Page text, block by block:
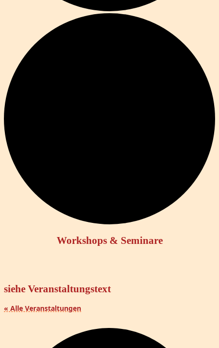
Workshops & Seminare
siehe Veranstaltungstext
« Alle Veranstaltungen